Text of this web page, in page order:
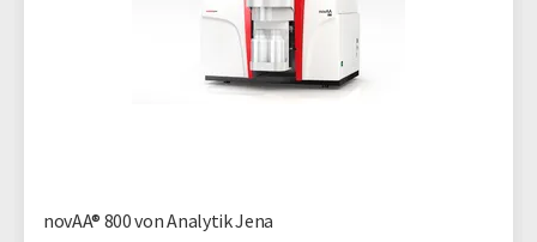
novAA® 800 von Analytik Jena